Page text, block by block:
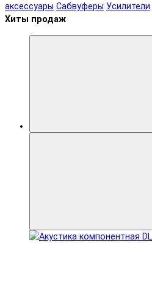
аксессуары Сабвуферы Усилители
Хиты продаж